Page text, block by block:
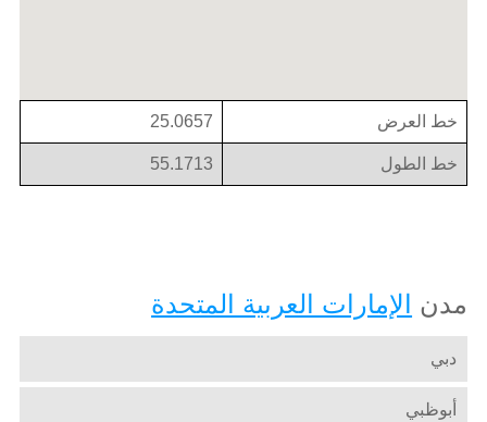
خط العرض 25.0657
خط الطول 55.1713
مدن الإمارات العربية المتحدة
دبي
أبوظبي